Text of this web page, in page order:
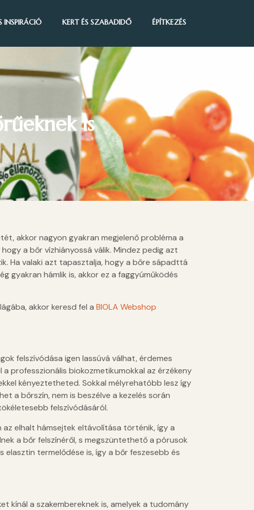
INSPIRÁCIÓ KERT ÉS SZABADIDŐ ÉPÍTKEZÉS
is
akkor nagyon gyakran megjelenő probléma a
a bőr vízhiányossá válik. Mindez pedig azt
Ha valaki azt tapasztalja, hogy a bőre sápadttá
gyakran hámlik is, akkor ez a faggyúműködés
akkor keresd fel a BIOLA Webshop
felszívódása igen lassúvá válhat, érdemes
professzionális biokozmetikumokkal az érzékeny
kényeztetheted. Sokkal mélyrehatóbb lesz így
a bőrszín, nem is beszélve a kezelés során
felszívódásáról.
elhalt hámsejtek eltávolítása történik, így a
a bőr felszínéről, s megszüntethető a pórusok
elasztin termelődése is, így a bőr feszesebb és
kínál a szakembereknek is, amelyek a tudomány